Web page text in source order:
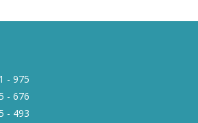
- 975
- 676
- 493